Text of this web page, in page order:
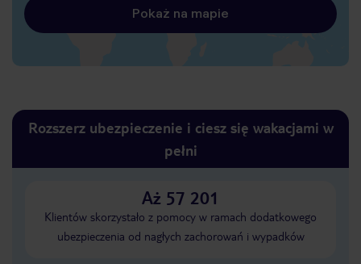
Pokaż na mapie
Rozszerz ubezpieczenie i ciesz się wakacjami w
pełni
Aż 57 201
Klientów skorzystało z pomocy w ramach dodatkowego
ubezpieczenia od nagłych zachorowań i wypadków